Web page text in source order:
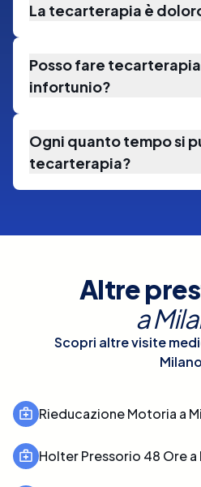
La tecarterapia è
Posso fare
infortunio?
Ogni quanto tempo si
tecarterapia?
Altre
a
Scopri altre visite
Milano
Rieducazione Motoria a
Holter Pressorio 48 Ore a